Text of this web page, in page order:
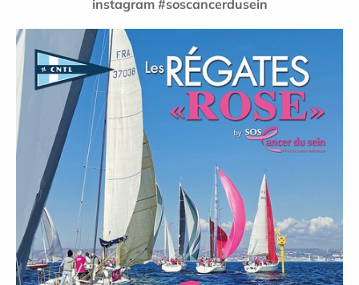
instagram #soscancerdusein